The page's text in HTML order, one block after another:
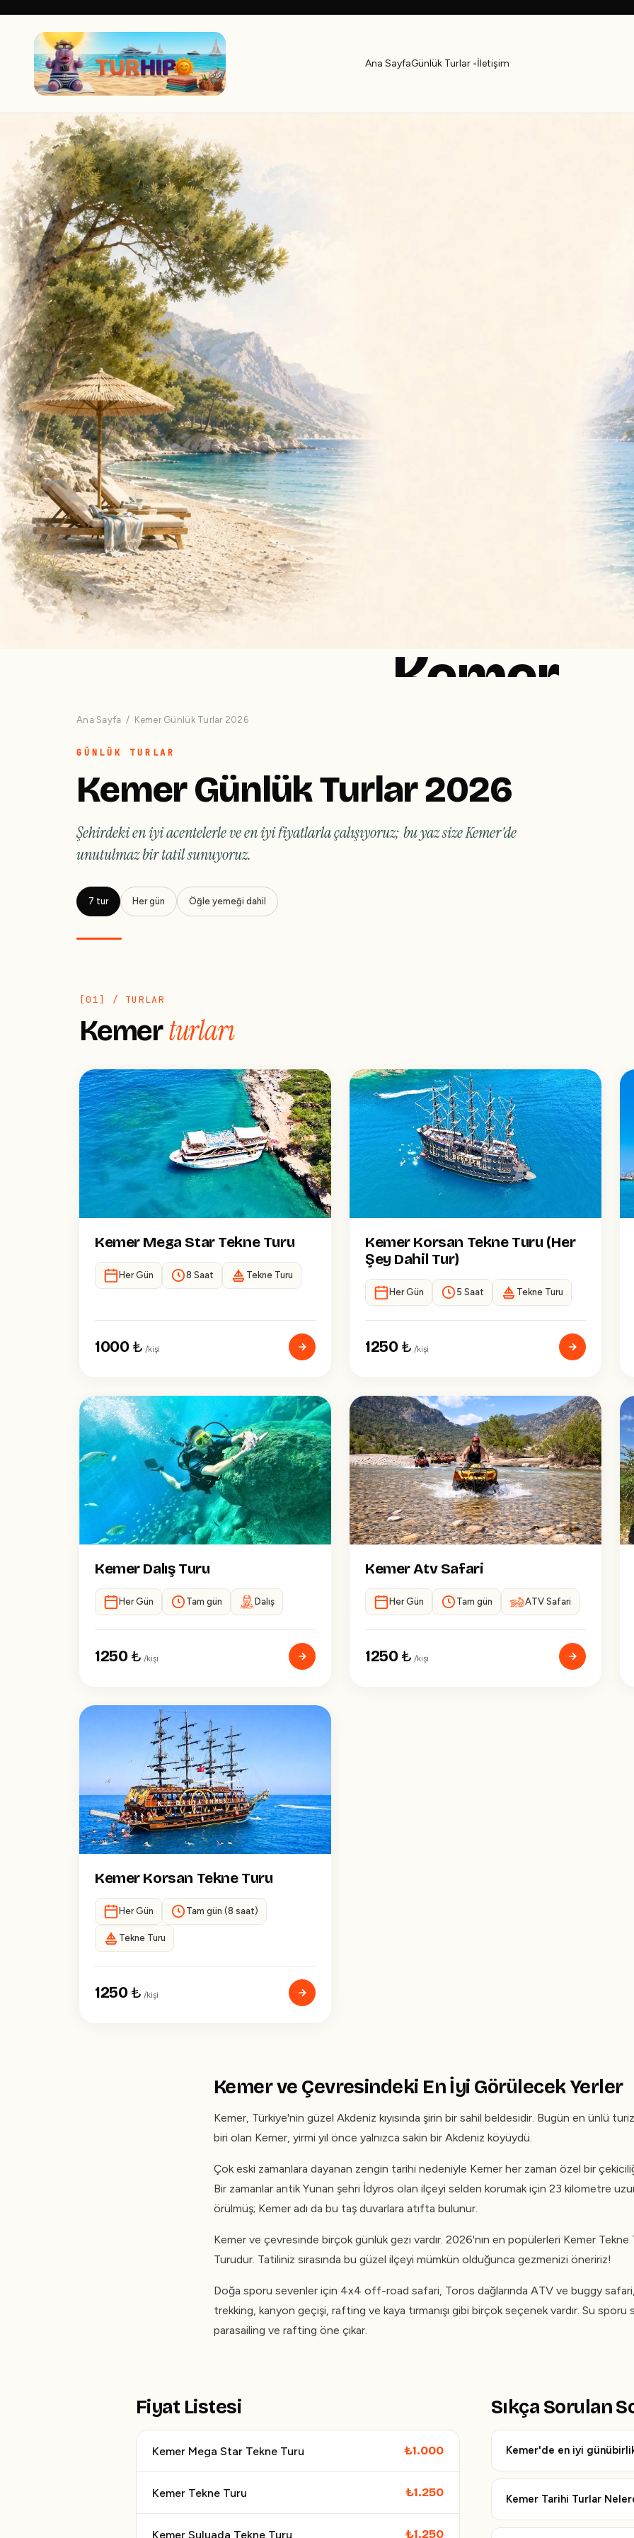
Ana SayfaGünlük Turlar İletişim
Kemer
Ana Sayfa / Kemer Günlük Turlar 2026
GÜNLÜK TURLAR
Kemer Günlük Turlar 2026
Şehirdeki en iyi acentelerle ve en iyi fiyatlarla çalışıyoruz; bu yaz size Kemer'de
unutulmaz bir tatil sunuyoruz.
7 tur Her gün Öğle yemeği dahil
[01] / TURLAR
Kemerturları
Kemer Mega Star Tekne Turu
Her Gün 8 Saat Tekne Turu
1000₺ /kişi
Kemer Korsan Tekne Turu (Her
Şey Dahil Tur)
Her Gün 5 Saat Tekne Turu
1250₺ /kişi
Kemer Dalış Turu
Her Gün Tam gün Dalış
1250₺ /kişi
Kemer Atv Safari
Her Gün Tam gün ATV Safari
1250₺ /kişi
Kemer Korsan Tekne Turu
Her Gün Tam gün (8 saat)
Tekne Turu
1250₺ /kişi
Kemer ve Çevresindeki En İyi Görülecek Yerler
Kemer, Türkiye'nin güzel Akdeniz kıyısında şirin bir sahil beldesidir. Bugün en ünlü
biri olan Kemer, yirmi yıl önce yalnızca sakin bir Akdeniz köyüydü.
Çok eski zamanlara dayanan zengin tarihi nedeniyle Kemer her zaman özel bir
Bir zamanlar antik Yunan şehri İdyros olan ilçeyi selden korumak için 23 kilometre
örülmüş; Kemer adı da bu taş duvarlara atıfta bulunur.
Kemer ve çevresinde birçok günlük gezi vardır. 2026'nın en popülerleri Kemer Tekne
Turudur. Tatiliniz sırasında bu güzel ilçeyi mümkün olduğunca gezmenizi öneririz!
Doğa sporu sevenler için 4x4 off-road safari, Toros dağlarında ATV ve buggy
trekking, kanyon geçişi, rafting ve kaya tırmanışı gibi birçok seçenek vardır. Su sporu
parasailing ve rafting öne çıkar.
Fiyat Listesi
Kemer Mega Star Tekne Turu ₺1.000
Kemer Tekne Turu ₺1.250
Kemer Suluada Tekne Turu ₺1.250
Sıkça Sorulan
Kemer'de en iyi
Kemer Tarihi Turlar